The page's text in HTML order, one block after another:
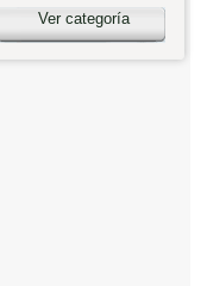
Ver categoría